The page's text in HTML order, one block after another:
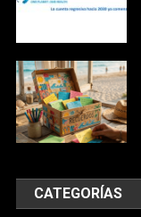
CATEGORÍAS